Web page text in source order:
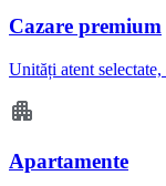
Cazare premium
Unități atent
Apartamente